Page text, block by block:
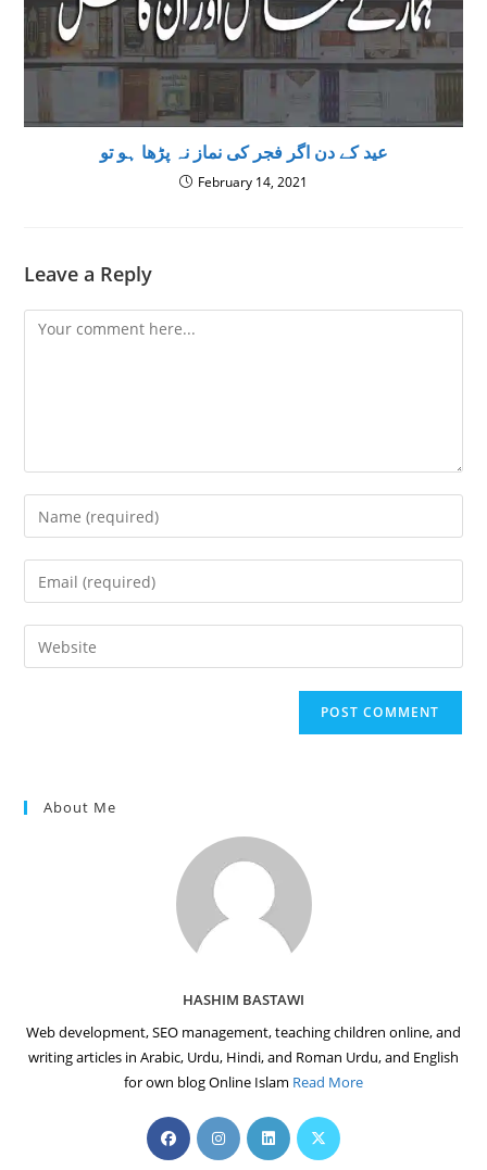
عید کے دن اگر فجر کی نماز نہ پڑھا ہو تو
February 14, 2021
Leave a Reply
Comment
Enter
your
name
comment
Enter
your
email
address
Enter
your
About Me
HASHIM BASTAWI
Web development, SEO management, teaching children online, and
writing articles in Arabic, Urdu, Hindi, and Roman Urdu, and English
for own blog Online Islam Read More
Opens
in
Opens
in
Opens
in
Opens